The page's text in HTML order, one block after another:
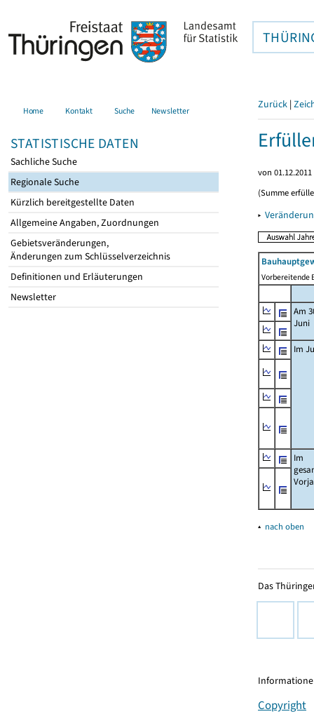
Home Kontakt Suche Newsletter
STATISTISCHE DATEN
Sachliche Suche
Regionale Suche
Kürzlich bereitgestellte Daten
Allgemeine Angaben, Zuordnungen
Gebietsveränderungen,
Änderungen zum Schlüsselverzeichnis
Definitionen und Erläuterungen
Newsletter
Zurück |
von
(Summe
▸
Vorbereitende
Am
Juni
Im
Im
▴ nach oben
Das
Copyright